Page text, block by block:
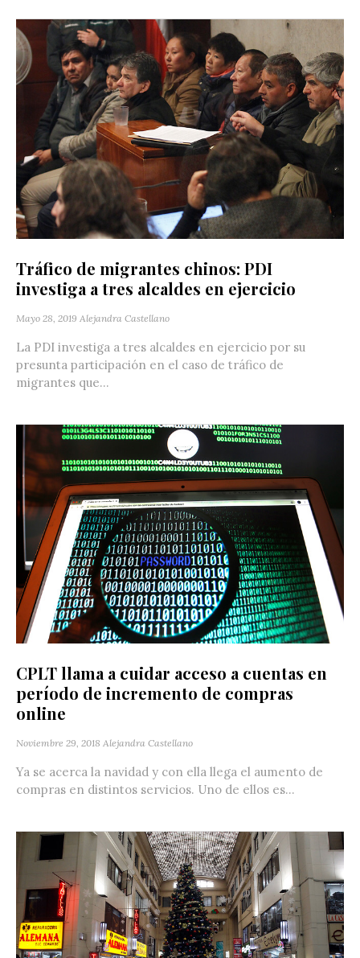
Tráfico de migrantes chinos: PDI
investiga a tres alcaldes en ejercicio
Mayo 28, 2019 Alejandra Castellano
La PDI investiga a tres alcaldes en ejercicio por su
presunta participación en el caso de tráfico de
migrantes que...
CPLT llama a cuidar acceso a cuentas en
período de incremento de compras
online
Noviembre 29, 2018 Alejandra Castellano
Ya se acerca la navidad y con ella llega el aumento de
compras en distintos servicios. Uno de ellos es...